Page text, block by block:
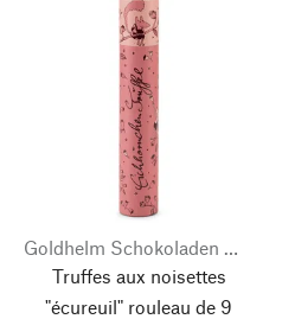
Truffes aux noisettes
"écureuil" rouleau de 9